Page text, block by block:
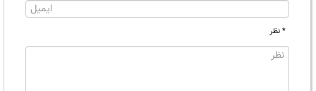
* نظر